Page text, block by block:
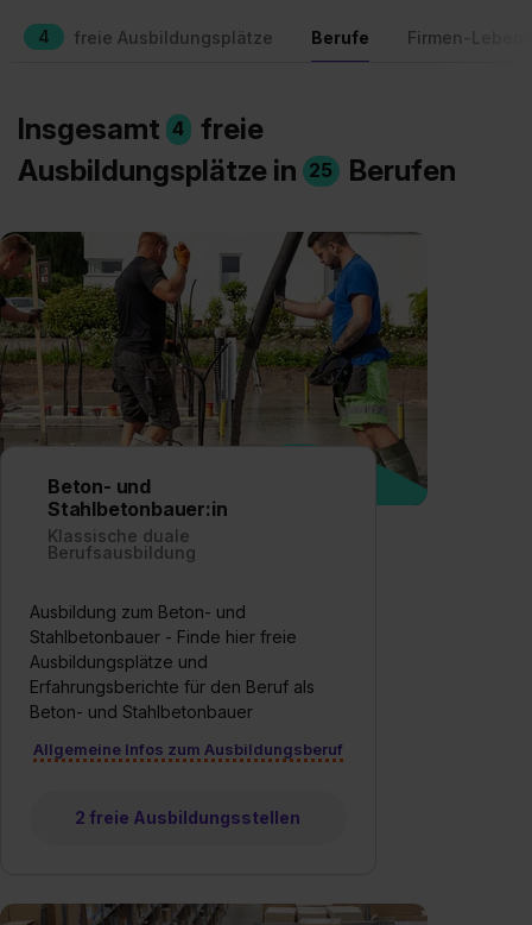
4 freie Ausbildungsplätze Berufe Firmen-
Insgesamt 4
freie
Ausbildungsplätze in 25 Berufen
Beton- und
Stahlbetonbauer:in
Klassische duale
Berufsausbildung
Ausbildung zum Beton- und
Stahlbetonbauer - Finde hier freie
Ausbildungsplätze und
Erfahrungsberichte für den Beruf als
Beton- und Stahlbetonbauer
Allgemeine Infos zum Ausbildungsberuf
2 freie Ausbildungsstellen